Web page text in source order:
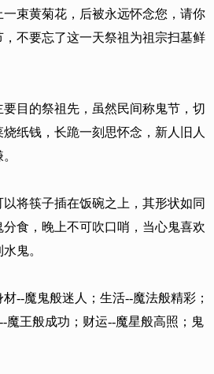
束黄菊花，后被永远怀念您，请你
不要忘了这一天祭祖为祖宗扫墓鲜
目的祭祖先，虽然民间称鬼节，切
纸钱，长跪一刻思怀念，新人旧人
将筷子插在饭碗之上，其形状如同
食，晚上不可吹口哨，当心鬼喜欢
鬼。
--魔鬼般迷人；生活--魔法般精彩；
魔王般成功；财运--魔星般高照；鬼